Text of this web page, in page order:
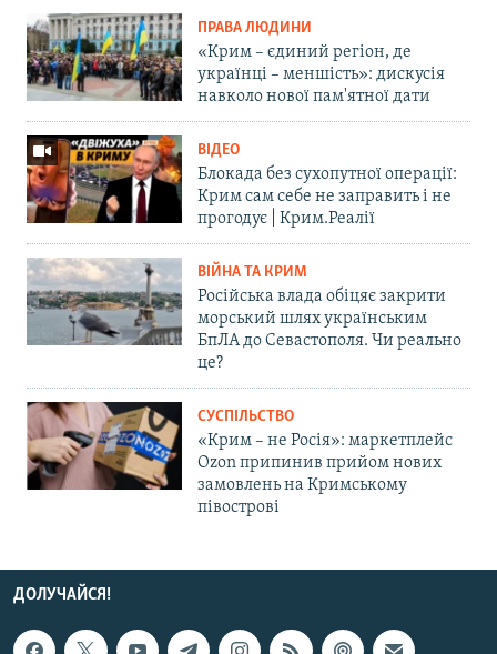
ПРАВА ЛЮДИНИ
«Крим – єдиний регіон, де
українці – меншість»: дискусія
навколо нової пам'ятної дати
ВІДЕО
Блокада без сухопутної операції:
Крим сам себе не заправить і не
прогодує | Крим.Реалії
ВІЙНА ТА КРИМ
Російська влада обіцяє закрити
морський шлях українським
БпЛА до Севастополя. Чи реально
це?
СУСПІЛЬСТВО
«Крим – не Росія»: маркетплейс
Ozon припинив прийом нових
замовлень на Кримському
півострові
ДОЛУЧАЙСЯ!